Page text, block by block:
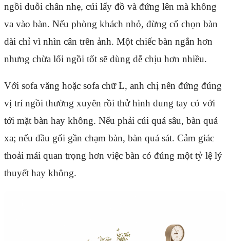
ngồi duỗi chân nhẹ, cúi lấy đồ và đứng lên mà không
va vào bàn. Nếu phòng khách nhỏ, đừng cố chọn bàn
dài chỉ vì nhìn cân trên ảnh. Một chiếc bàn ngắn hơn
nhưng chừa lối ngồi tốt sẽ dùng dễ chịu hơn nhiều.
Với sofa văng hoặc sofa chữ L, anh chị nên đứng đúng
vị trí ngồi thường xuyên rồi thử hình dung tay có với
tới mặt bàn hay không. Nếu phải cúi quá sâu, bàn quá
xa; nếu đầu gối gần chạm bàn, bàn quá sát. Cảm giác
thoải mái quan trọng hơn việc bàn có đúng một tỷ lệ lý
thuyết hay không.